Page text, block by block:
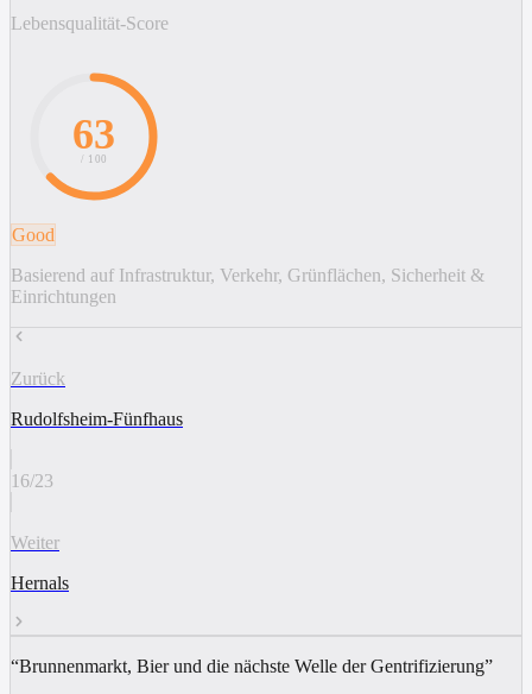
Lebensqualität-Score
63
/ 100
Good
Basierend auf Infrastruktur, Verkehr, Grünflächen, Sicherheit &
Einrichtungen
Zurück
Rudolfsheim-Fünfhaus
16/23
Weiter
Hernals
“Brunnenmarkt, Bier und die nächste Welle der Gentrifizierung”